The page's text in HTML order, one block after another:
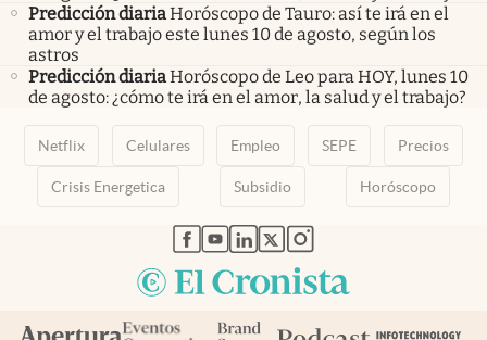
Predicción diariaHoróscopo de Tauro: así te irá en el
amor y el trabajo este lunes 10 de agosto, según los
astros
Predicción diariaHoróscopo de Leo para HOY, lunes 10
de agosto: ¿cómo te irá en el amor, la salud y el trabajo?
Netflix Celulares Empleo SEPE Precios
Crisis Energetica Subsidio Horóscopo
abre en nueva pestaña
abre en nueva pestaña
abre en nueva pestaña
abre en nueva pestaña
abre en nueva pestaña